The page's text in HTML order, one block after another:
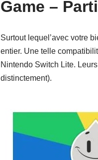
Game –
Surtout lequel’avec votre
entier. Une telle
Nintendo Switch Lite.
distinctement).